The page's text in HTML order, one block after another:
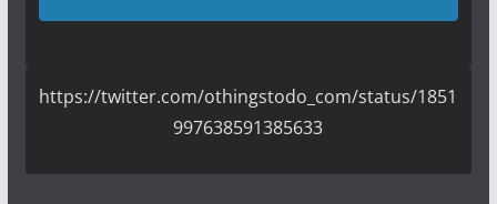
https://twitter.com/othingstodo_com/status/1851
997638591385633